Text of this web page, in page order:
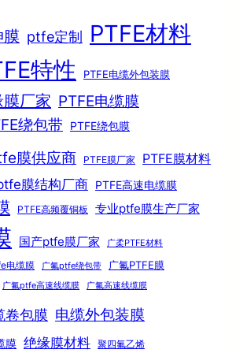
膜 ptfe定制 PTFE材料
特性 PTFE电缆外包装膜
厂家 PTFE电缆膜
绕包带 PTFE绕包膜
膜供应商 PTFE膜厂家 PTFE膜材料
膜结构厂商 PTFE高速电缆膜
PTFE高频覆铜板 专业ptfe膜生产厂家
国产ptfe膜厂家 广柔PTFE材料
电缆膜 广氟ptfe绕包带 广氟PTFE膜
广氟ptfe高速线缆膜 广氟高速线缆膜
卷包膜 电缆外包装膜
膜 绝缘膜材料 聚四氟乙烯